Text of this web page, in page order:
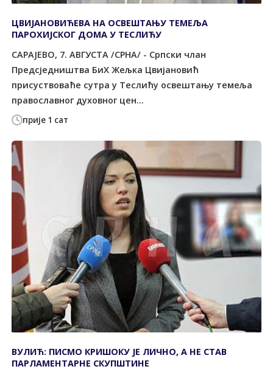
прије 1 сат
ЦВИЈАНОВИЋЕВА НА ОСВЕШТАЊУ ТЕМЕЉА
ПАРОХИЈСКОГ ДОМА У ТЕСЛИЋУ
САРАЈЕВО, 7. АВГУСТА /СРНА/ - Српски члан
Предсједништва БиХ Жељка Цвијановић
присуствоваће сутра у Теслићу освештању темеља
православног духовног цен...
ВУЛИЋ: ПИСМО КРИШОКУ ЈЕ ЛИЧНО, А НЕ СТАВ
ПАРЛАМЕНТАРНЕ СКУПШТИНЕ